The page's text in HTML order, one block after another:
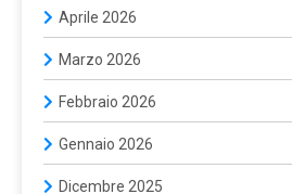
Aprile 2026
Marzo 2026
Febbraio 2026
Gennaio 2026
Dicembre 2025